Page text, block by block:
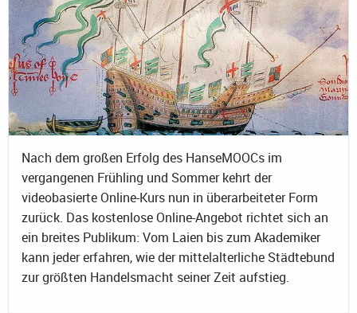
Nach dem großen Erfolg des HanseMOOCs im
vergangenen Frühling und Sommer kehrt der
videobasierte Online-Kurs nun in überarbeiteter Form
zurück. Das kostenlose Online-Angebot richtet sich an
ein breites Publikum: Vom Laien bis zum Akademiker
kann jeder erfahren, wie der mittelalterliche Städtebund
zur größten Handelsmacht seiner Zeit aufstieg.